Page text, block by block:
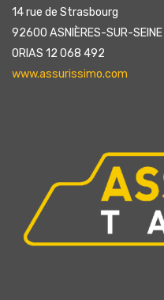
14 rue de Strasbourg
92600 ASNIÈRES-SUR-SEINE
ORIAS 12 068 492
www.assurissimo.com